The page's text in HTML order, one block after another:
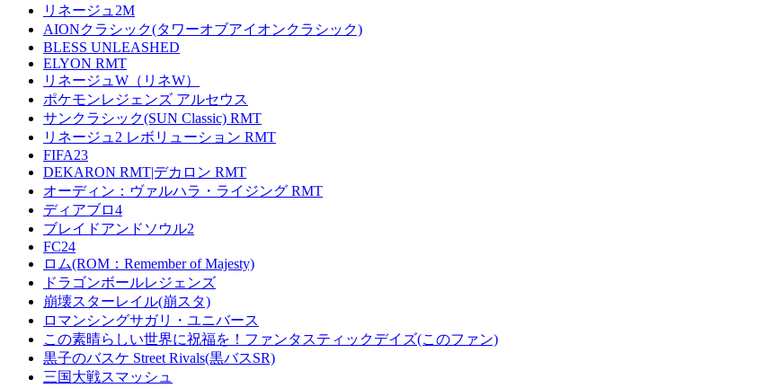
リネージュ2M
AIONクラシック(タワーオブアイオンクラシック)
BLESS UNLEASHED
ELYON RMT
リネージュW（リネW）
ポケモンレジェンズ アルセウス
サンクラシック(SUN Classic) RMT
リネージュ2 レボリューション RMT
FIFA23
DEKARON RMT|デカロン RMT
オーディン：ヴァルハラ・ライジング RMT
ディアブロ4
ブレイドアンドソウル2
FC24
ロム(ROM：Remember of Majesty)
ドラゴンボールレジェンズ
崩壊スターレイル(崩スタ)
ロマンシングサガリ・ユニバース
この素晴らしい世界に祝福を！ファンタスティックデイズ(このファン)
黒子のバスケ Street Rivals(黒バスSR)
三国大戦スマッシュ